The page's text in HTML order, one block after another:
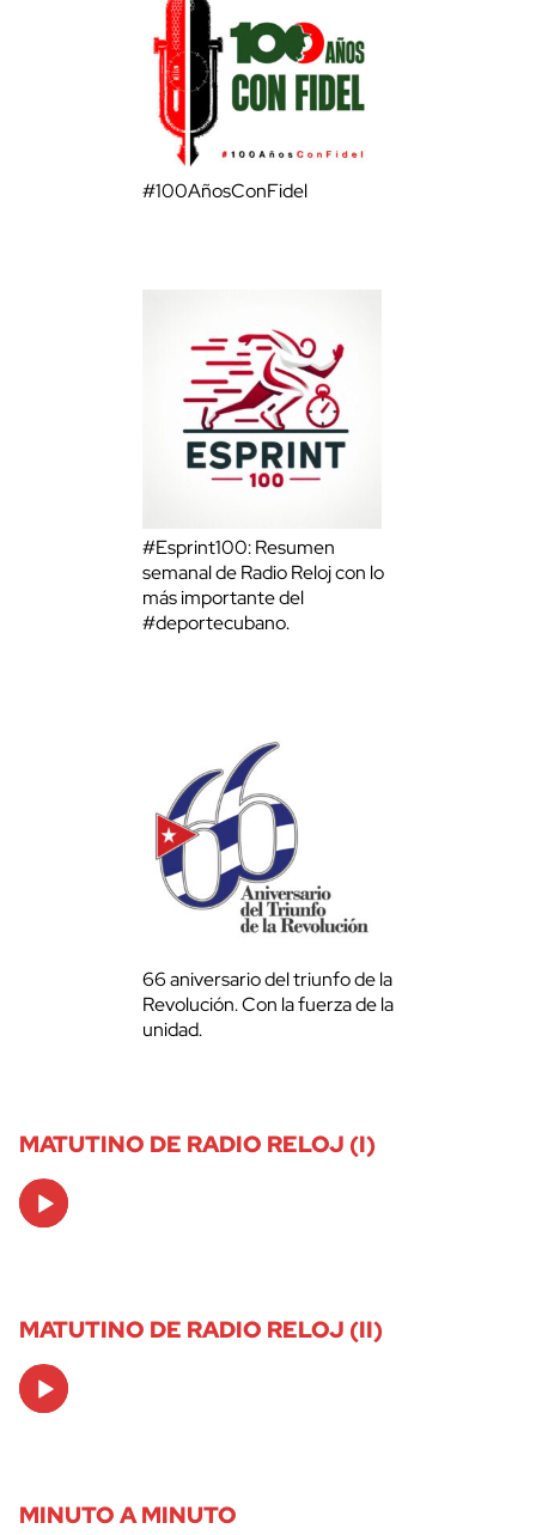
#100AñosConFidel
#Esprint100: Resumen
semanal de Radio Reloj con lo
más importante del
#deportecubano.
66 aniversario del triunfo de la
Revolución. Con la fuerza de la
unidad.
MATUTINO DE RADIO RELOJ (I)
Audio
Player
MATUTINO DE RADIO RELOJ (II)
Audio
Player
MINUTO A MINUTO